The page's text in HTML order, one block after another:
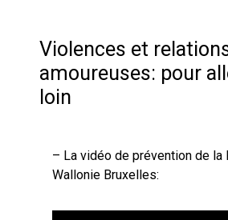
Violences et
amoureuses: pour
loin
– La vidéo de prévention de la
Wallonie Bruxelles: